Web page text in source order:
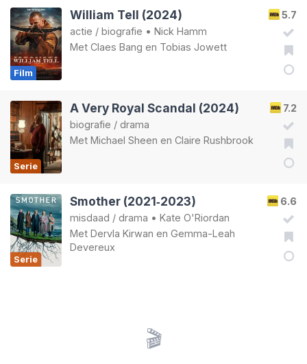
Film
5.7
William Tell (2024)
actie / biografie • Nick Hamm
Met Claes Bang en Tobias Jowett
Serie
7.2
A Very Royal Scandal (2024)
biografie / drama
Met Michael Sheen en Claire Rushbrook
Serie
6.6
Smother (2021‑2023)
misdaad / drama • Kate O'Riordan
Met Dervla Kirwan en Gemma-Leah
Devereux
🎬